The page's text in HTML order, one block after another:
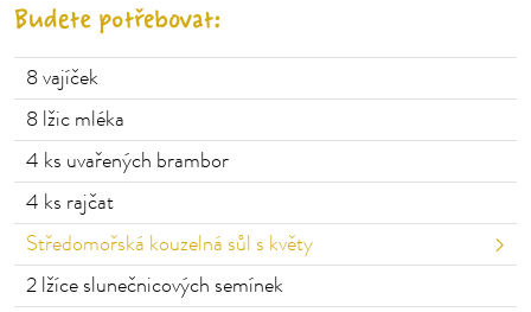
Budete potřebovat:
8vajíček
8 lžic mléka
4 ks uvařených brambor
4 ks rajčat
Středomořská kouzelná sůl s květy
2 lžíce slunečnicových semínek